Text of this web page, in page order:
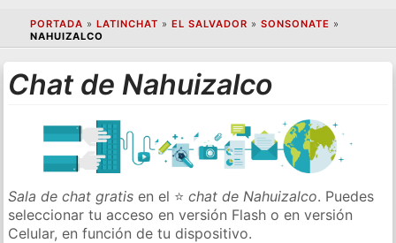
PORTADA » LATINCHAT » EL SALVADOR » SONSONATE »
NAHUIZALCO
Chat de Nahuizalco
Sala de chat gratis en el ⭐chat de Nahuizalco. Puedes
seleccionar tu acceso en versión Flash o en versión
Celular, en función de tu dispositivo.